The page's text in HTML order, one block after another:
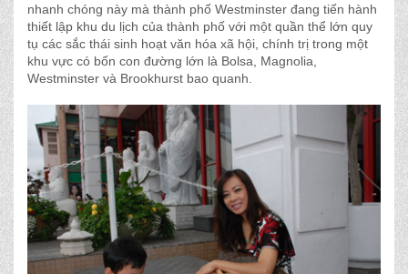
nhanh chóng này mà thành phố Westminster đang tiến hành
thiết lập khu du lịch của thành phố với một quần thể lớn quy
tụ các sắc thái sinh hoạt văn hóa xã hội, chính trị trong một
khu vực có bốn con đường lớn là Bolsa, Magnolia,
Westminster và Brookhurst bao quanh.